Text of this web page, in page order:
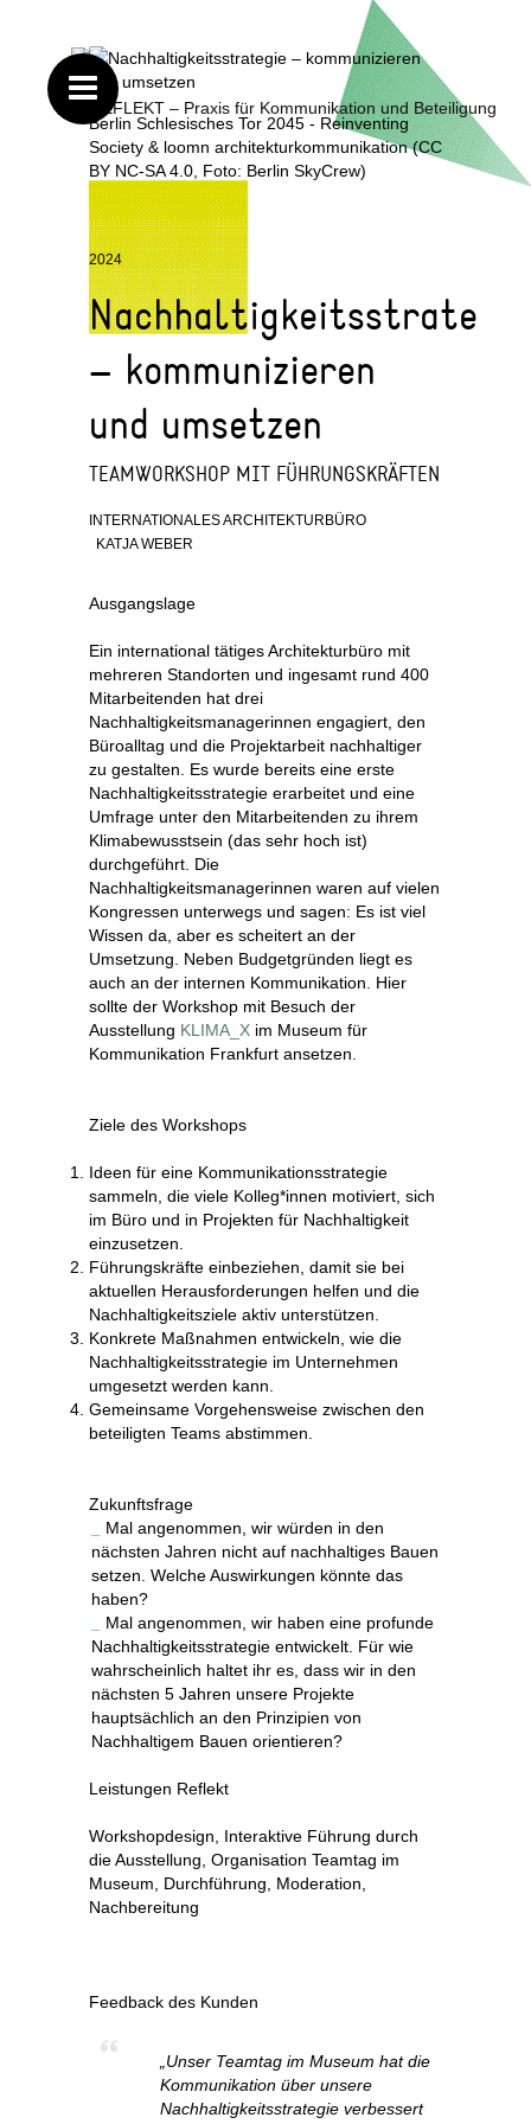
Berlin Schlesisches Tor 2045 - Reinventing
Society & loomn architekturkommunikation (CC
BY NC-SA 4.0, Foto: Berlin SkyCrew)
2024
Nachhaltigkeitsstrategie
– kommunizieren
und umsetzen
TEAMWORKSHOP MIT FÜHRUNGSKRÄFTEN
INTERNATIONALES ARCHITEKTURBÜRO
KATJA WEBER
Ausgangslage
Ein international tätiges Architekturbüro mit
mehreren Standorten und ingesamt rund 400
Mitarbeitenden hat drei
Nachhaltigkeitsmanagerinnen engagiert, den
Büroalltag und die Projektarbeit nachhaltiger
zu gestalten. Es wurde bereits eine erste
Nachhaltigkeitsstrategie erarbeitet und eine
Umfrage unter den Mitarbeitenden zu ihrem
Klimabewusstsein (das sehr hoch ist)
durchgeführt. Die
Nachhaltigkeitsmanagerinnen waren auf vielen
Kongressen unterwegs und sagen: Es ist viel
Wissen da, aber es scheitert an der
Umsetzung. Neben Budgetgründen liegt es
auch an der internen Kommunikation. Hier
sollte der Workshop mit Besuch der
Ausstellung KLIMA_Xim Museum für
Kommunikation Frankfurt ansetzen.
Ziele des Workshops
Ideen für eine Kommunikationsstrategie
sammeln, die viele Kolleg*innen motiviert, sich
im Büro und in Projekten für Nachhaltigkeit
einzusetzen.
Führungskräfte einbeziehen, damit sie bei
aktuellen Herausforderungen helfen und die
Nachhaltigkeitsziele aktiv unterstützen.
Konkrete Maßnahmen entwickeln, wie die
Nachhaltigkeitsstrategie im Unternehmen
umgesetzt werden kann.
Gemeinsame Vorgehensweise zwischen den
beteiligten Teams abstimmen.
Zukunftsfrage
Mal angenommen, wir würden in den
nächsten Jahren nicht auf nachhaltiges Bauen
setzen. Welche Auswirkungen könnte das
haben?
Mal angenommen, wir haben eine profunde
Nachhaltigkeitsstrategie entwickelt. Für wie
wahrscheinlich haltet ihr es, dass wir in den
nächsten 5 Jahren unsere Projekte
hauptsächlich an den Prinzipien von
Nachhaltigem Bauen orientieren?
Leistungen Reflekt
Workshopdesign, Interaktive Führung durch
die Ausstellung, Organisation Teamtag im
Museum, Durchführung, Moderation,
Nachbereitung
Feedback des Kunden
„Unser Teamtag im Museum hat die
Kommunikation über unsere
Nachhaltigkeitsstrategie verbessert